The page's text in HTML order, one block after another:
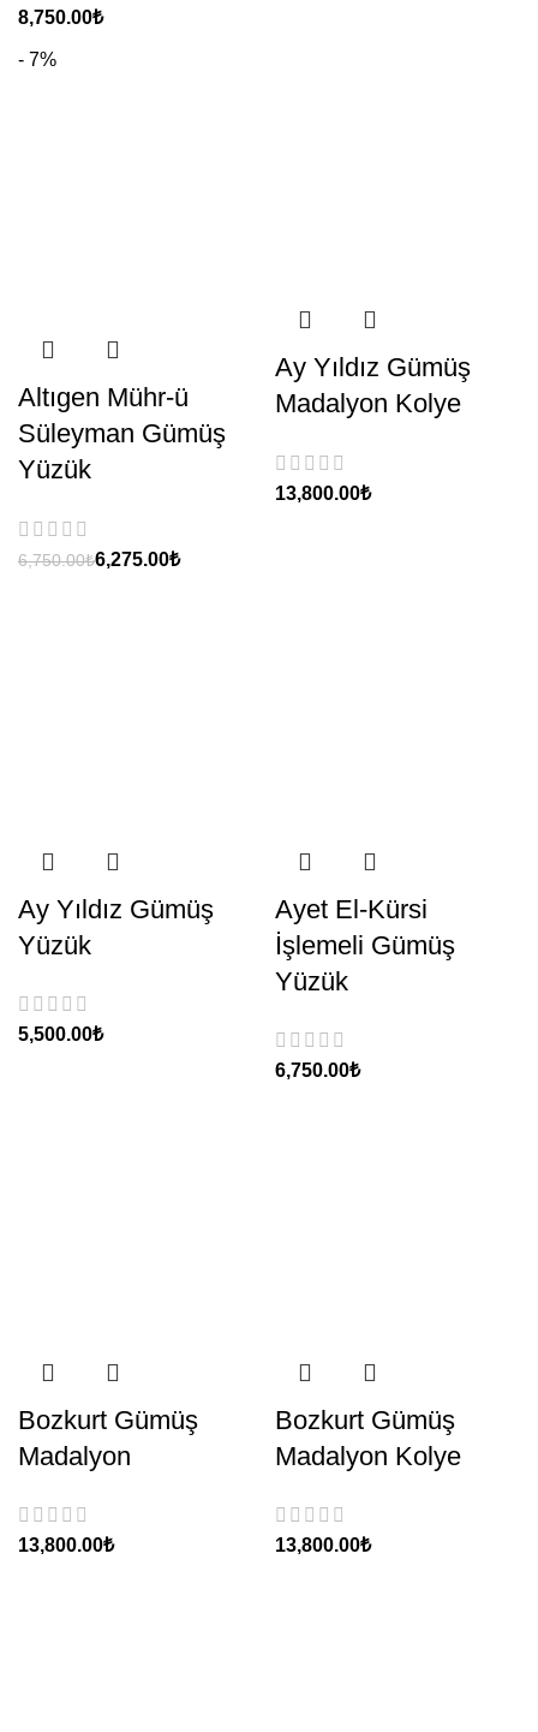
₺
- 7%
Altıgen Mühr-ü
Süleyman Gümüş
Yüzük
6,750.00₺6,275.00₺
Ay Yıldız Gümüş
Madalyon Kolye
₺
Ay Yıldız Gümüş
Yüzük
₺
Ayet El-Kürsi
İşlemeli Gümüş
Yüzük
₺
Bozkurt Gümüş
Madalyon
₺
Bozkurt Gümüş
Madalyon Kolye
₺